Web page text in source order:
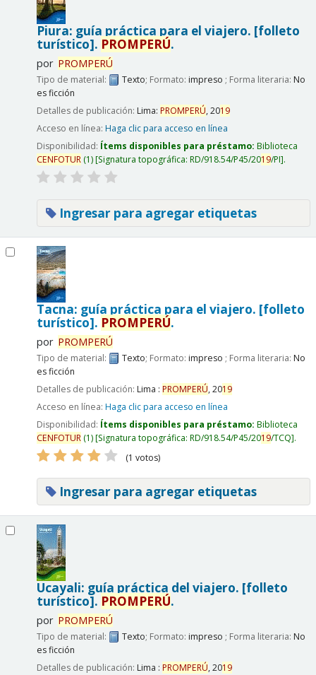
Piura: guía práctica para el viajero. [folleto
turístico]. PROMPERÚ.
por PROMPERÚ
Tipo de material: Texto; Formato: impreso ; Forma literaria: No
es ficción
Detalles de publicación: Lima: PROMPERÚ,2019
Acceso en línea: Haga clic para acceso en línea
Disponibilidad: Ítems disponibles para préstamo: Biblioteca
CENFOTUR(1) Signatura topográfica: RD/918.54/P45/2019/PI .
Ingresar para agregar etiquetas
Tacna: guía práctica para el viajero. [folleto
turístico]. PROMPERÚ.
por PROMPERÚ
Tipo de material: Texto; Formato: impreso ; Forma literaria: No
es ficción
Detalles de publicación: Lima : PROMPERÚ,2019
Acceso en línea: Haga clic para acceso en línea
Disponibilidad: Ítems disponibles para préstamo: Biblioteca
CENFOTUR(1) Signatura topográfica: RD/918.54/P45/2019/TCQ .
(1 votos)
Ingresar para agregar etiquetas
Ucayali: guía práctica del viajero. [folleto
turístico]. PROMPERÚ.
por PROMPERÚ
Tipo de material: Texto; Formato: impreso ; Forma literaria: No
es ficción
Detalles de publicación: Lima : PROMPERÚ,2019